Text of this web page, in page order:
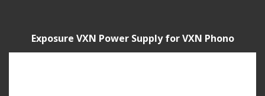
Exposure VXN Power Supply for VXN Phono